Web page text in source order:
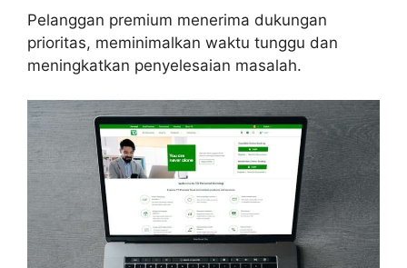
Pelanggan premium menerima dukungan
prioritas, meminimalkan waktu tunggu dan
meningkatkan penyelesaian masalah.